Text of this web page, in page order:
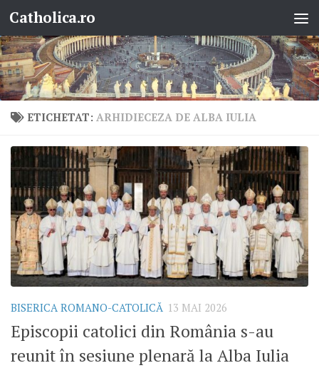
Skip to content
Catholica.ro
ETICHETAT: ARHIDIECEZA DE ALBA IULIA
BISERICA ROMANO-CATOLICĂ 13 MAI 2026
Episcopii catolici din România s-au
reunit în sesiune plenară la Alba Iulia